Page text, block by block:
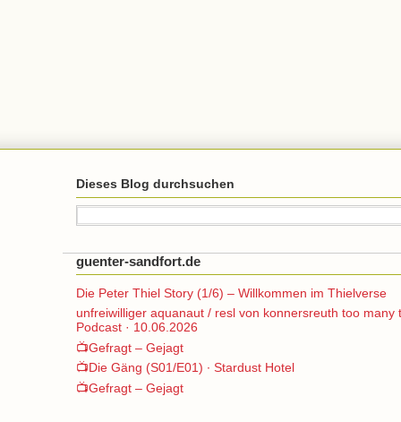
Dieses Blog durchsuchen
guenter-sandfort.de
Die Peter Thiel Story (1/6) – Willkommen im Thielverse
unfreiwilliger aquanaut / resl von konnersreuth too many
Podcast · 10.06.2026
📺Gefragt – Gejagt
📺Die Gäng (S01/E01) ∙ Stardust Hotel
📺Gefragt – Gejagt